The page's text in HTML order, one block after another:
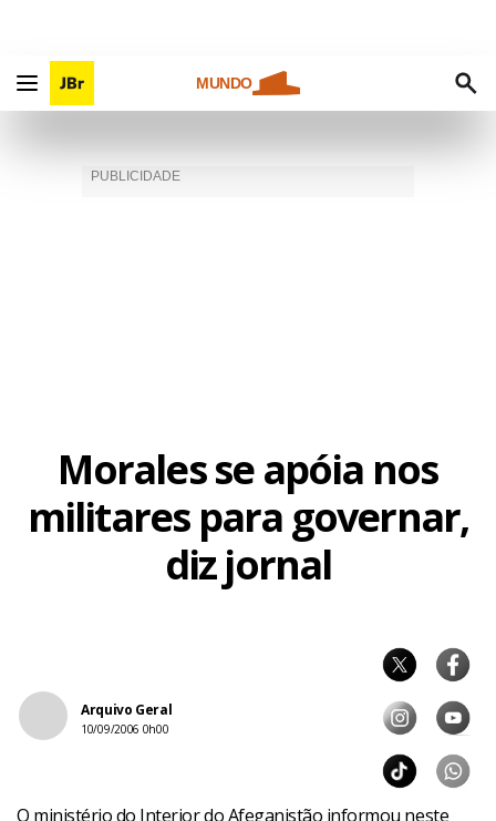
MUNDO
Morales se apóia nos
militares para governar,
diz jornal
Arquivo Geral
10/09/2006 0h00
O ministério do Interior do Afeganistão informou neste